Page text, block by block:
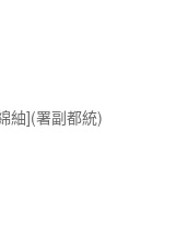
紬](署副都統)